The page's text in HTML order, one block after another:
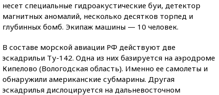
несет специальные гидроакустические буи, детектор
магнитных аномалий, несколько десятков торпед и
глубинных бомб. Экипаж машины — 10 человек.
В составе морской авиации РФ действуют две
эскадрильи Ту-142. Одна из них базируется на аэродроме
Кипелово (Вологодская область). Именно ее самолеты и
обнаружили американские субмарины. Другая
эскадрилья дислоцируется на дальневосточном